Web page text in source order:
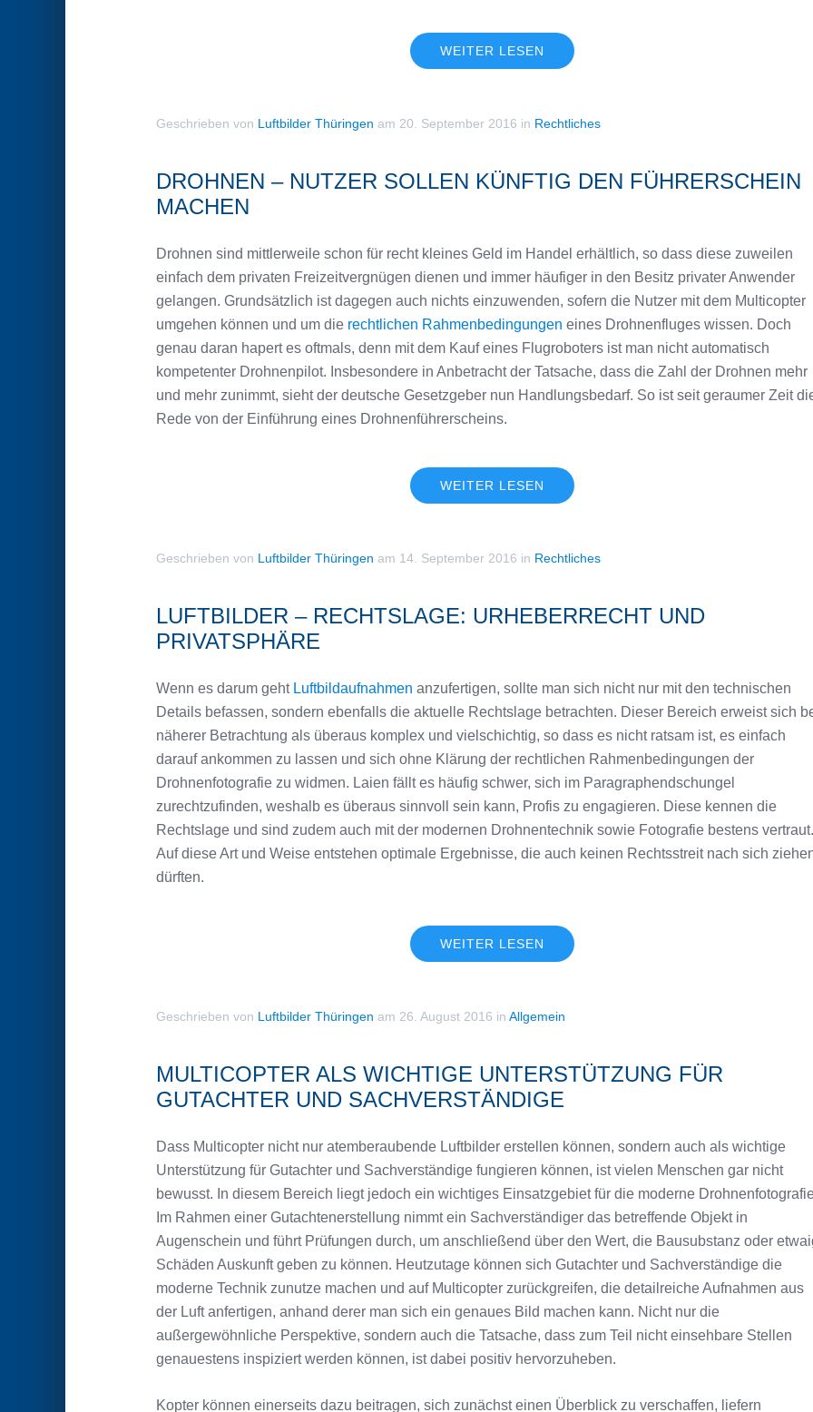
WEITER LESEN
Geschrieben von Luftbilder Thüringen am 20. September 2016 in Rechtliches
DROHNEN – NUTZER SOLLEN KÜNFTIG DEN FÜHRERSCHEIN
MACHEN
Drohnen sind mittlerweile schon für recht kleines Geld im Handel erhältlich, so dass diese zuweilen
einfach dem privaten Freizeitvergnügen dienen und immer häufiger in den Besitz privater Anwender
gelangen. Grundsätzlich ist dagegen auch nichts einzuwenden, sofern die Nutzer mit dem Multicopter
umgehen können und um die rechtlichen Rahmenbedingungen eines Drohnenfluges wissen. Doch
genau daran hapert es oftmals, denn mit dem Kauf eines Flugroboters ist man nicht automatisch
kompetenter Drohnenpilot. Insbesondere in Anbetracht der Tatsache, dass die Zahl der Drohnen mehr
und mehr zunimmt, sieht der deutsche Gesetzgeber nun Handlungsbedarf. So ist seit geraumer Zeit
Rede von der Einführung eines Drohnenführerscheins.
WEITER LESEN
Geschrieben von Luftbilder Thüringen am 14. September 2016 in Rechtliches
LUFTBILDER – RECHTSLAGE: URHEBERRECHT UND
PRIVATSPHÄRE
Wenn es darum geht Luftbildaufnahmen anzufertigen, sollte man sich nicht nur mit den technischen
Details befassen, sondern ebenfalls die aktuelle Rechtslage betrachten. Dieser Bereich erweist sich
näherer Betrachtung als überaus komplex und vielschichtig, so dass es nicht ratsam ist, es einfach
darauf ankommen zu lassen und sich ohne Klärung der rechtlichen Rahmenbedingungen der
Drohnenfotografie zu widmen. Laien fällt es häufig schwer, sich im Paragraphendschungel
zurechtzufinden, weshalb es überaus sinnvoll sein kann, Profis zu engagieren. Diese kennen die
Rechtslage und sind zudem auch mit der modernen Drohnentechnik sowie Fotografie bestens vertraut.
Auf diese Art und Weise entstehen optimale Ergebnisse, die auch keinen Rechtsstreit nach sich
dürften.
WEITER LESEN
Geschrieben von Luftbilder Thüringen am 26. August 2016 in Allgemein
MULTICOPTER ALS WICHTIGE UNTERSTÜTZUNG FÜR
GUTACHTER UND SACHVERSTÄNDIGE
Dass Multicopter nicht nur atemberaubende Luftbilder erstellen können, sondern auch als wichtige
Unterstützung für Gutachter und Sachverständige fungieren können, ist vielen Menschen gar nicht
bewusst. In diesem Bereich liegt jedoch ein wichtiges Einsatzgebiet für die moderne
Im Rahmen einer Gutachtenerstellung nimmt ein Sachverständiger das betreffende Objekt in
Augenschein und führt Prüfungen durch, um anschließend über den Wert, die Bausubstanz oder
Schäden Auskunft geben zu können. Heutzutage können sich Gutachter und Sachverständige die
moderne Technik zunutze machen und auf Multicopter zurückgreifen, die detailreiche Aufnahmen aus
der Luft anfertigen, anhand derer man sich ein genaues Bild machen kann. Nicht nur die
außergewöhnliche Perspektive, sondern auch die Tatsache, dass zum Teil nicht einsehbare Stellen
genauestens inspiziert werden können, ist dabei positiv hervorzuheben.
Kopter können einerseits dazu beitragen, sich zunächst einen Überblick zu verschaffen, liefern